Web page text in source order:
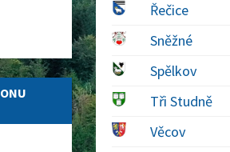
Řečice
Sněžné
Spělkov
Tři Studně
Věcov